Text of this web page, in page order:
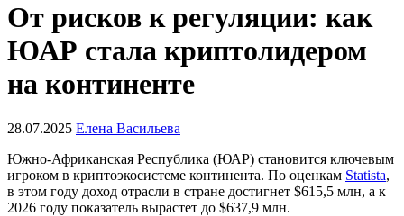
От рисков к регуляции: как
ЮАР стала криптолидером
на континенте
28.07.2025 Елена Васильева
Южно-Африканская Республика (ЮАР) становится ключевым
игроком в криптоэкосистеме континента. По оценкам Statista,
в этом году доход отрасли в стране достигнет $615,5 млн, а к
2026 году показатель вырастет до $637,9 млн.